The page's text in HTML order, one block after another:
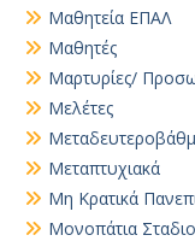
Μαθητεία ΕΠΑΛ
Μαθητές
Μαρτυρίες/
Μελέτες
Μεταπτυχιακά
Μη Κρατικά
Μονοπάτια